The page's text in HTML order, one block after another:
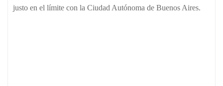
justo en el límite con la Ciudad Autónoma de Buenos Aires.